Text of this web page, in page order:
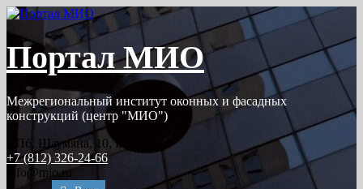
Перейти
содержимому
Портал МИО
Межрегиональный институт оконных и фасадных
конструкций (центр "МИО")
СПб, Шаумяна, 10, БЦ
+7 (812) 326-24-66
info@mio.ru